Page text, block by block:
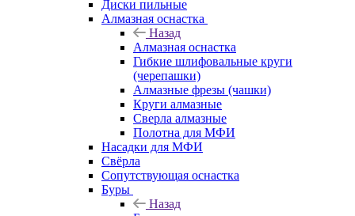
Диски пильные
Алмазная оснастка
Назад
Алмазная оснастка
Гибкие шлифовальные круги
(черепашки)
Алмазные фрезы (чашки)
Круги алмазные
Сверла алмазные
Полотна для МФИ
Насадки для МФИ
Свёрла
Сопутствующая оснастка
Буры
Назад